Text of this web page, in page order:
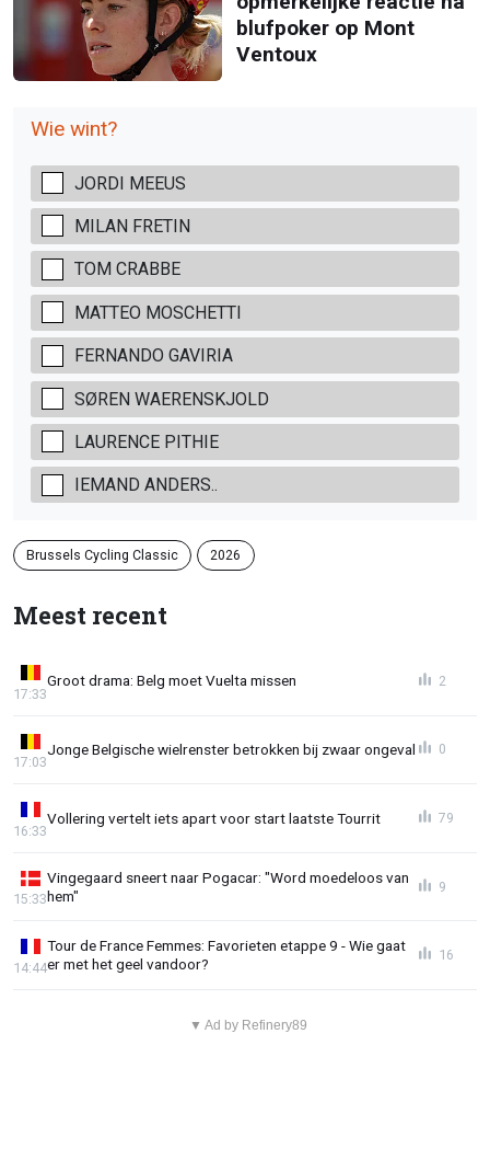
blufpoker op Mont
Ventoux
Wie wint?
JORDI MEEUS
MILAN FRETIN
TOM CRABBE
MATTEO MOSCHETTI
FERNANDO GAVIRIA
SØREN WAERENSKJOLD
LAURENCE PITHIE
IEMAND ANDERS..
Brussels Cycling Classic 2026
Meest recent
Groot drama: Belg moet Vuelta missen
17:33
2
Jonge Belgische wielrenster betrokken bij zwaar ongeval
17:03
0
Vollering vertelt iets apart voor start laatste Tourrit
16:33
79
Vingegaard sneert naar Pogacar: "Word moedeloos van
hem"
15:33
9
Tour de France Femmes: Favorieten etappe 9 - Wie gaat
er met het geel vandoor?
14:44
16
▼ Ad by Refinery89